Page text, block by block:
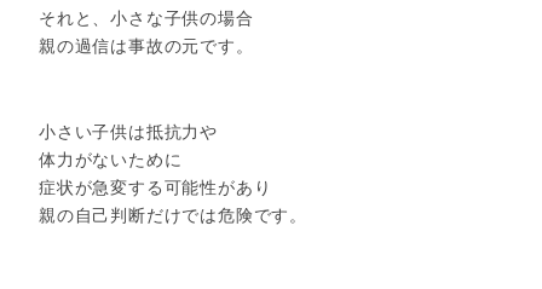
それと、小さな子供の場合
親の過信は事故の元です。
小さい子供は抵抗力や
体力がないために
症状が急変する可能性があり
親の自己判断だけでは危険です。